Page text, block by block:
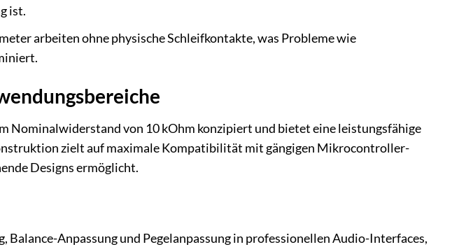
ist.
arbeiten ohne physische Schleifkontakte, was Probleme wie
Nominalwiderstand von 10 kOhm konzipiert und bietet eine leistungsfähige
zielt auf maximale Kompatibilität mit gängigen Mikrocontroller-
Designs ermöglicht.
Balance-Anpassung und Pegelanpassung in professionellen Audio-Interfaces,